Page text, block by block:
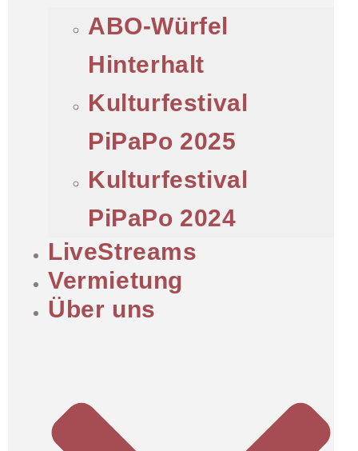
ABO-Würfel
Hinterhalt
Kulturfestival
PiPaPo 2025
Kulturfestival
PiPaPo 2024
LiveStreams
Vermietung
Über uns